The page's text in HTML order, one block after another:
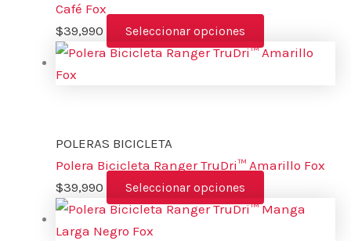
Café Fox
$39,990 Seleccionar opciones
POLERAS BICICLETA
Polera Bicicleta Ranger TruDri™ Amarillo Fox
$39,990 Seleccionar opciones